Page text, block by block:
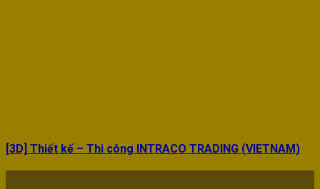
[3D] Thiết kế – Thi công INTRACO TRADING (VIETNAM)